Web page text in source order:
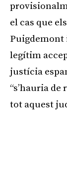
el cas que
Puigdemont
legítim
justícia
“s’hauria
tot aquest